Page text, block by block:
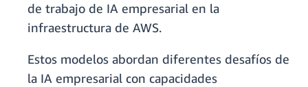
de trabajo de IA empresarial en la
infraestructura de AWS.
Estos modelos abordan diferentes desafíos de
la IA empresarial con capacidades